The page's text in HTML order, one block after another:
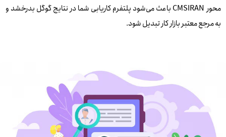
محور CMSIRAN باعث می‌شود پلتفرم کاریابی شما در نتایج گوگل بدرخشد و
به مرجع معتبر بازار کار تبدیل شود.